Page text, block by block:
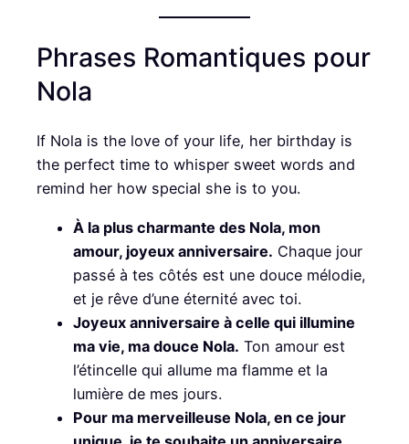
Phrases Romantiques pour
Nola
If Nola is the love of your life, her birthday is
the perfect time to whisper sweet words and
remind her how special she is to you.
À la plus charmante des Nola, mon
amour, joyeux anniversaire. Chaque jour
passé à tes côtés est une douce mélodie,
et je rêve d’une éternité avec toi.
Joyeux anniversaire à celle qui illumine
ma vie, ma douce Nola. Ton amour est
l’étincelle qui allume ma flamme et la
lumière de mes jours.
Pour ma merveilleuse Nola, en ce jour